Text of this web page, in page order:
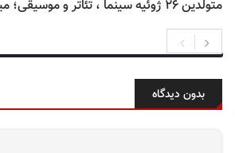
متولدین ۲۶ ژوئیه سینما ، تئاتر و موسیقی؛ میک جگر
بدون دیدگاه